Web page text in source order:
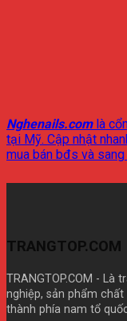
Nghenails.comlà
tại Mỹ. Cập nhật
mua bán bđs và
TRANGTOP.COM
TRANGTOP.COM -
nghiệp, sản phẩm
thành phía nam tổ